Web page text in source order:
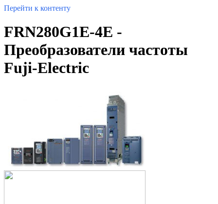
Перейти к контенту
FRN280G1E-4E -
Преобразователи частоты
Fuji-Electric